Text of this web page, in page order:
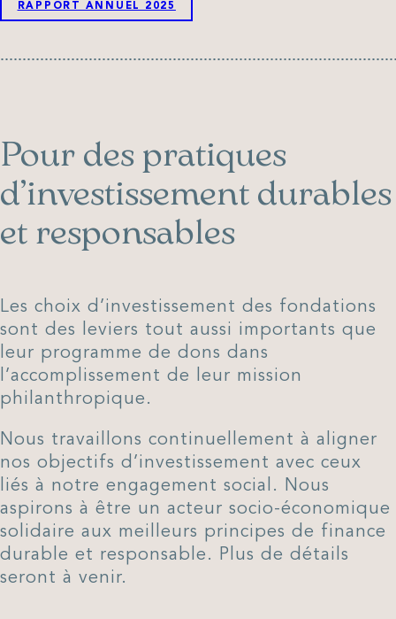
RAPPORT ANNUEL 2025
Pour des pratiques
d’investissement durables
et responsables
Les choix d’investissement des fondations
sont des leviers tout aussi importants que
leur programme de dons dans
l’accomplissement de leur mission
philanthropique.
Nous travaillons continuellement à aligner
nos objectifs d’investissement avec ceux
liés à notre engagement social. Nous
aspirons à être un acteur socio-économique
solidaire aux meilleurs principes de finance
durable et responsable. Plus de détails
seront à venir.